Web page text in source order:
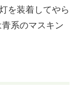
を装着してやら
系のマスキン